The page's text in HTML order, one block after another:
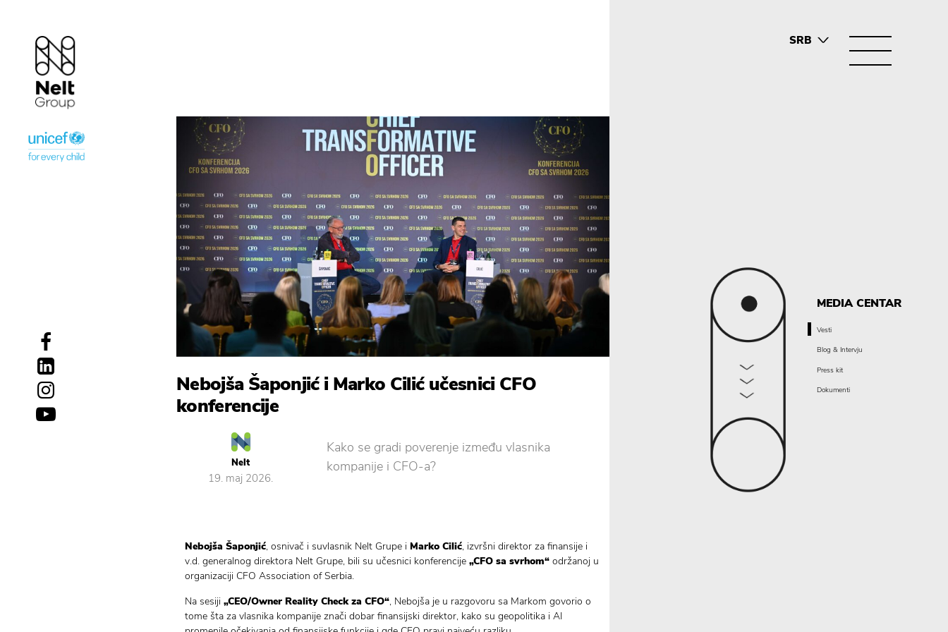
SRB
MEDIA CENTAR
Vesti
Blog & Intervju
Press kit
Dokumenti
Nebojša Šaponjić i Marko Cilić učesnici CFO
konferencije
Nelt
19. maj 2026.
Kako se gradi poverenje između vlasnika
kompanije i CFO-a?
Nebojša Šaponjić, osnivač i suvlasnik Nelt Grupe i Marko Cilić, izvršni direktor za finansije i
v.d. generalnog direktora Nelt Grupe, bili su učesnici konferencije „CFO sa svrhom“ održanoj u
organizaciji CFO Association of Serbia.
Na sesiji „CEO/Owner Reality Check za CFO“, Nebojša je u razgovoru sa Markom govorio o
tome šta za vlasnika kompanije znači dobar finansijski direktor, kako su geopolitika i AI